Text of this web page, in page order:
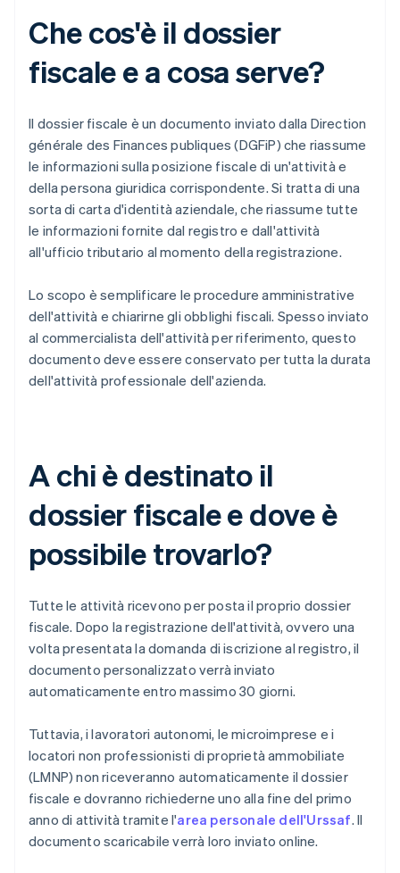
Che cos'è il dossier
fiscale e a cosa serve?
Il dossier fiscale è un documento inviato dalla Direction
générale des Finances publiques (DGFiP) che riassume
le informazioni sulla posizione fiscale di un'attività e
della persona giuridica corrispondente. Si tratta di una
sorta di carta d'identità aziendale, che riassume tutte
le informazioni fornite dal registro e dall'attività
all'ufficio tributario al momento della registrazione.
Lo scopo è semplificare le procedure amministrative
dell'attività e chiarirne gli obblighi fiscali. Spesso inviato
al commercialista dell'attività per riferimento, questo
documento deve essere conservato per tutta la durata
dell'attività professionale dell'azienda.
A chi è destinato il
dossier fiscale e dove è
possibile trovarlo?
Tutte le attività ricevono per posta il proprio dossier
fiscale. Dopo la registrazione dell'attività, ovvero una
volta presentata la domanda di iscrizione al registro, il
documento personalizzato verrà inviato
automaticamente entro massimo 30 giorni.
Tuttavia, i lavoratori autonomi, le microimprese e i
locatori non professionisti di proprietà ammobiliate
(LMNP) non riceveranno automaticamente il dossier
fiscale e dovranno richiederne uno alla fine del primo
anno di attività tramite l'area personale dell'Urssaf. Il
documento scaricabile verrà loro inviato online.